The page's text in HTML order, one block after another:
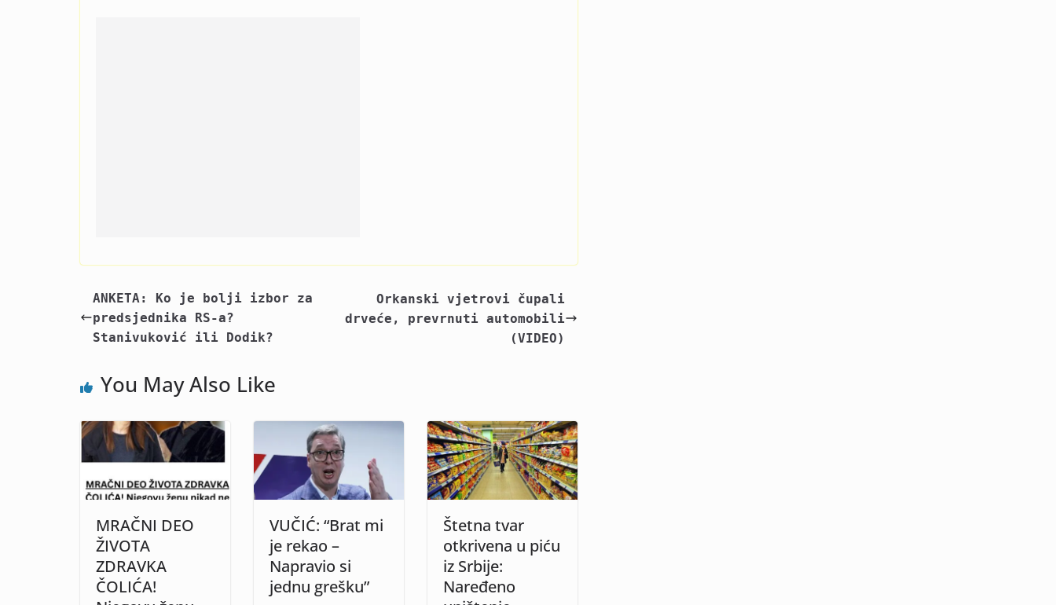
ANKETA: Ko je bolji izbor za
predsjednika RS-a?
Stanivuković ili Dodik?
Orkanski vjetrovi čupali
drveće, prevrnuti automobili
(VIDEO)
You May Also Like
MRAČNI DEO
ŽIVOTA
ZDRAVKA
ČOLIĆA!
VUČIĆ: “Brat mi
je rekao –
Napravio si
jednu grešku”
Štetna tvar
otkrivena u piću
iz Srbije:
Naređeno